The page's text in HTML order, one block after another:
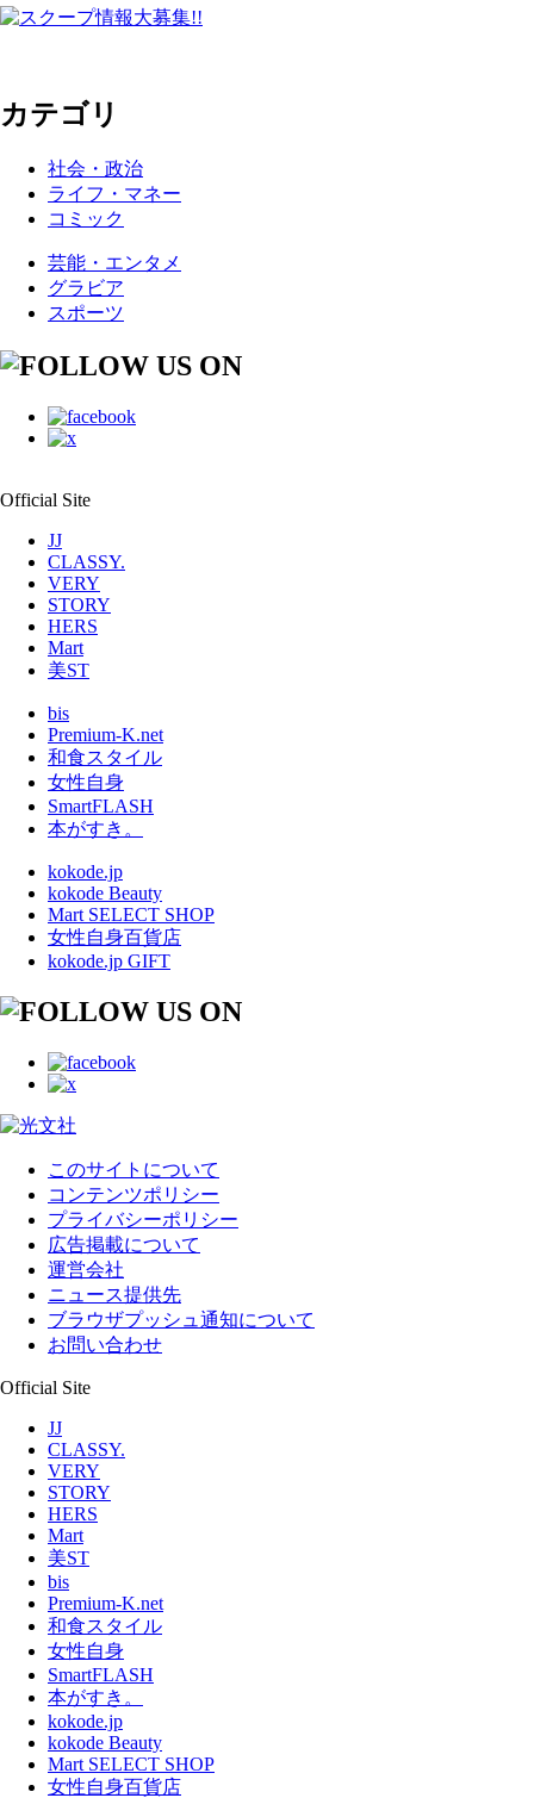
カテゴリ
社会・政治
ライフ・マネー
コミック
芸能・エンタメ
グラビア
スポーツ
Official Site
JJ
CLASSY.
VERY
STORY
HERS
Mart
美ST
bis
Premium-K.net
和食スタイル
女性自身
SmartFLASH
本がすき。
kokode.jp
kokode Beauty
Mart SELECT SHOP
女性自身百貨店
kokode.jp GIFT
このサイトについて
コンテンツポリシー
プライバシーポリシー
広告掲載について
運営会社
ニュース提供先
ブラウザプッシュ通知について
お問い合わせ
Official Site
JJ
CLASSY.
VERY
STORY
HERS
Mart
美ST
bis
Premium-K.net
和食スタイル
女性自身
SmartFLASH
本がすき。
kokode.jp
kokode Beauty
Mart SELECT SHOP
女性自身百貨店